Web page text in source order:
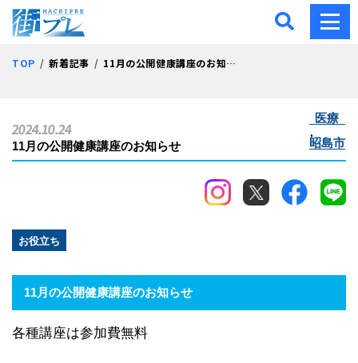
街プレ -東京・西多摩の
TOP 新着記事 11月の公開健康講座のお知らせ
11月の公開健康講座のお知らせ
お役立ち
2024.10.24
医療
,
昭島市
11月の公開健康講座のお知らせ
各種講座は参加費無料